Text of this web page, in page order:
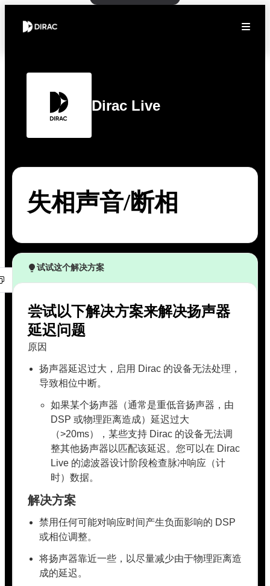
Dirac Live
失相声音/断相
试试这个解决方案
尝试以下解决方案来解决扬声器
延迟问题
原因
扬声器延迟过大，启用 Dirac 的设备无法处理，
导致相位中断。
如果某个扬声器（通常是重低音扬声器，由
DSP 或物理距离造成）延迟过大
（>20ms），某些支持 Dirac 的设备无法调
整其他扬声器以匹配该延迟。您可以在 Dirac
Live 的滤波器设计阶段检查脉冲响应（计
时）数据。
解决方案
禁用任何可能对响应时间产生负面影响的 DSP
或相位调整。
将扬声器靠近一些，以尽量减少由于物理距离造
成的延迟。